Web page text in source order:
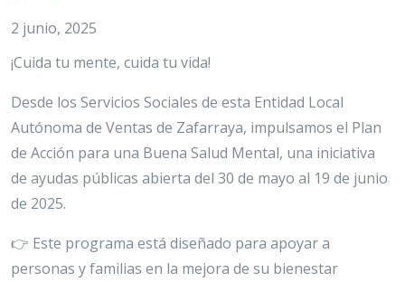
2 junio, 2025
¡Cuida tu mente, cuida tu vida!
Desde los Servicios Sociales de esta Entidad Local
Autónoma de Ventas de Zafarraya, impulsamos el Plan
de Acción para una Buena Salud Mental, una iniciativa
de ayudas públicas abierta del 30 de mayo al 19 de junio
de 2025.
👉 Este programa está diseñado para apoyar a
personas y familias en la mejora de su bienestar